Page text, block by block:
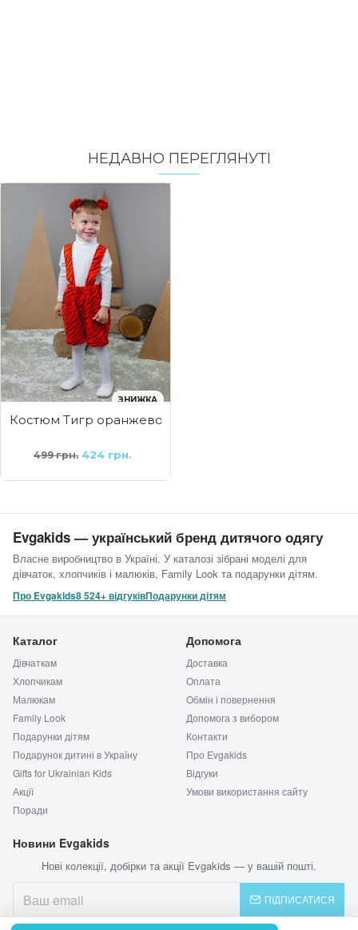
НЕДАВНО ПЕРЕГЛЯНУТI
ЗНИЖКА
Костюм Тигр оранжево-чорний
499 грн. 424 грн.
Evgakids — український бренд дитячого одягу
Власне виробництво в Україні. У каталозі зібрані моделі для
дівчаток, хлопчиків і малюків, Family Look та подарунки дітям.
Про Evgakids8 524+ відгуківПодарунки дітям
Каталог
Дівчаткам
Хлопчикам
Малюкам
Family Look
Подарунки дітям
Подарунок дитині в Україну
Gifts for Ukrainian Kids
Акції
Поради
Допомога
Доставка
Оплата
Обмін і повернення
Допомога з вибором
Контакти
Про Evgakids
Відгуки
Умови використання сайту
Новини Evgakids
Нові колекції, добірки та акції Evgakids — у вашій пошті.
ПІДПИСАТИСЯ